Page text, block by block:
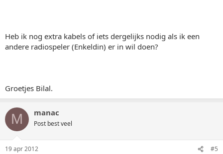
Heb ik nog extra kabels of iets dergelijks nodig als ik een
andere radiospeler (Enkeldin) er in wil doen?
Groetjes Bilal.
M manac
Post best veel
19 apr 2012 #5